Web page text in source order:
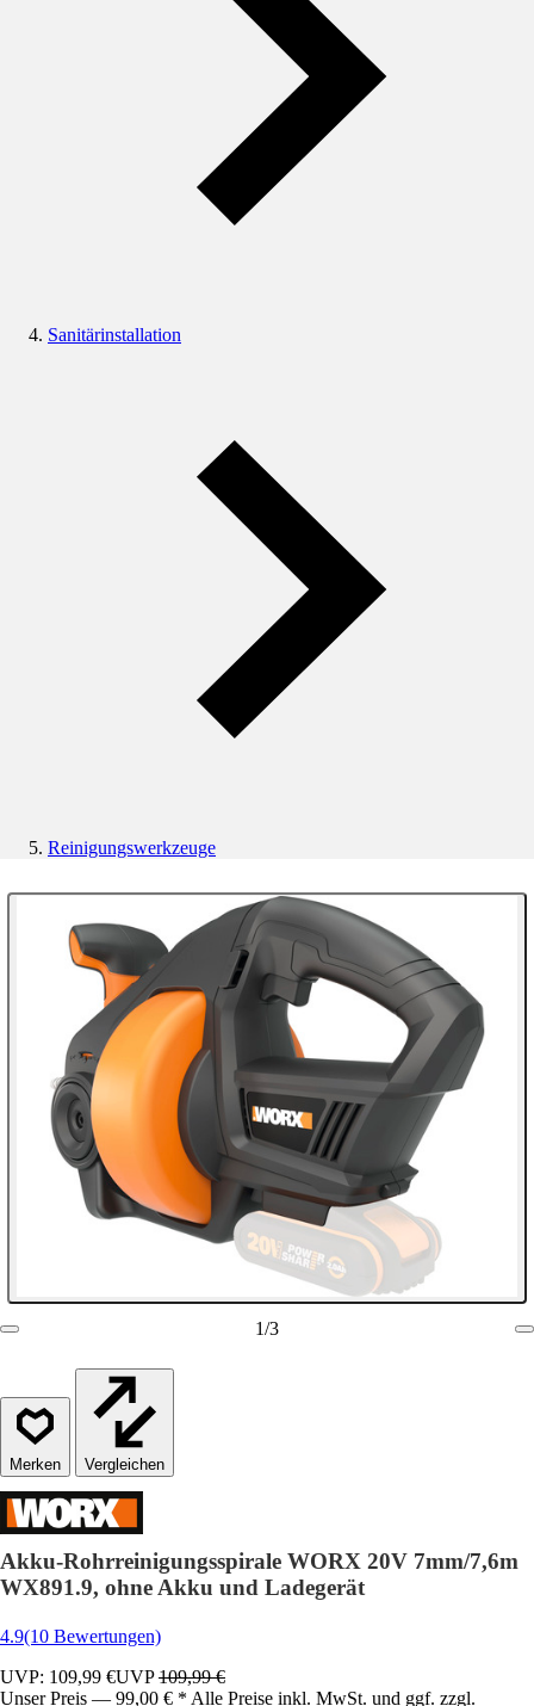
Sanitärinstallation
Reinigungswerkzeuge
1/3
Vergleichen
Akku-Rohrreinigungsspirale WORX 20V 7mm/7,6m
WX891.9, ohne Akku und Ladegerät
4.9(10 Bewertungen)
UVP: 109,99 €UVP109,99 €
Unser Preis — 99,00 € * Alle Preise inkl. MwSt. und ggf. zzgl.